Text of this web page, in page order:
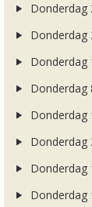
Donderdag
Donderdag
Donderdag
Donderdag
Donderdag
Donderdag
Donderdag
Donderdag